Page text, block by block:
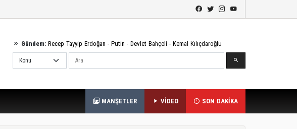
Gündem: Recep Tayyip Erdoğan - Putin - Devlet Bahçeli - Kemal Kılıçdaroğlu
Ara
MANŞETLER VİDEO SON DAKİKA